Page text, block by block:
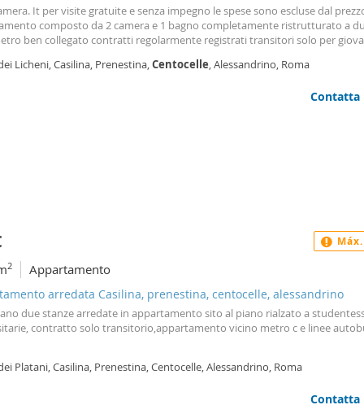
It per visite gratuite e senza impegno le spese sono escluse dal
composto da 2 camera e 1 bagno completamente ristrutturato a
ben collegato contratti regolarmente registrati transitori solo per
Licheni, Casilina, Prenestina,Centocelle, Alessandrino, Roma
Contatta
2 Appartamento
arredata Casilina, prenestina, centocelle, alessandrino
due stanze arredate in appartamento sito al piano rialzato a
contratto solo transitorio,appartamento vicino metro c e linee
Platani, Casilina, Prenestina, Centocelle, Alessandrino, Roma
Contatta